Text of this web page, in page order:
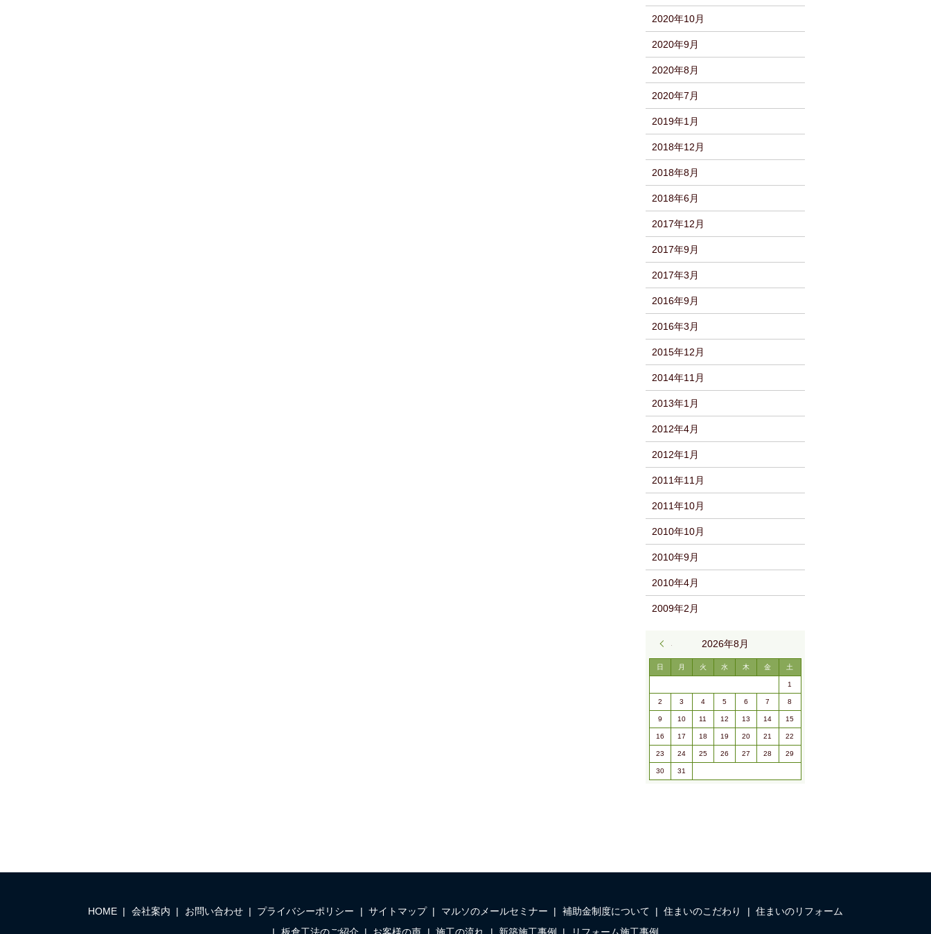
2020年10月
2020年9月
2020年8月
2020年7月
2019年1月
2018年12月
2018年8月
2018年6月
2017年12月
2017年9月
2017年3月
2016年9月
2016年3月
2015年12月
2014年11月
2013年1月
2012年4月
2012年1月
2011年11月
2011年10月
2010年10月
2010年9月
2010年4月
2009年2月
2026年8月
日 月 火 水 木 金 土
1
2 3 4 5 6 7 8
9 10 11 12 13 14 15
16 17 18 19 20 21 22
23 24 25 26 27 28 29
30 31
HOME 会社案内 お問い合わせ プライバシーポリシー サイトマップ マルソのメールセミナー 補助金制度について 住まいのこだわり
住まいのリフォーム